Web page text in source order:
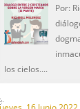
Por:
los cielos....